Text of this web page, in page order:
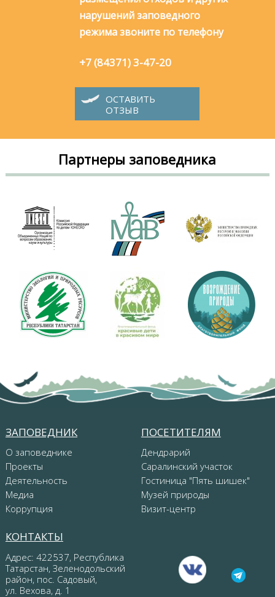
нарушений заповедного
режима звоните по телефону
+7 (84371) 3-47-20
ОСТАВИТЬ
ОТЗЫВ
Партнеры заповедника
ЗАПОВЕДНИК
О заповеднике
Проекты
Деятельность
Медиа
Коррупция
ПОСЕТИТЕЛЯМ
Дендрарий
Саралинский участок
Гостиница "Пять шишек"
Музей природы
Визит-центр
КОНТАКТЫ
Адрес: 422537, Республика
Татарстан, Зеленодольский
район, пос. Садовый,
ул. Вехова, д. 1